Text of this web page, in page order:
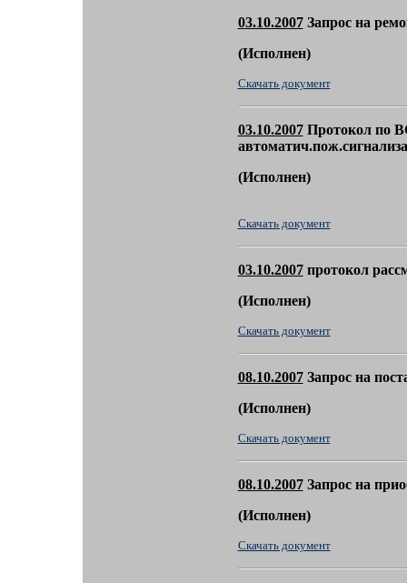
03.10.2007Запрос на
(Исполнен)
Скачать документ
03.10.2007Протокол по
(Исполнен)
Скачать документ
03.10.2007протокол
(Исполнен)
Скачать документ
08.10.2007Запрос на
(Исполнен)
Скачать документ
08.10.2007Запрос на
(Исполнен)
Скачать документ